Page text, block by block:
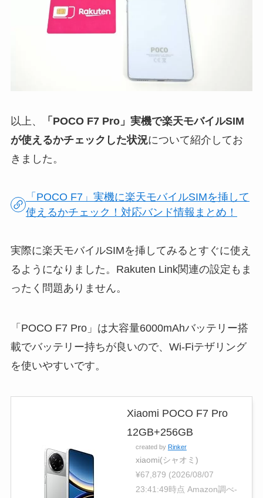
以上、
「POCO F7 Pro」実機で楽天モバイルSIM
が使えるかチェックした状況について紹介してお
きました。
「POCO F7」実機に楽天モバイルSIMを挿して
使えるかチェック！対応バンド情報まとめ！
実際に楽天モバイルSIMを挿してみるとすぐに使え
るようになりました。Rakuten Link関連の設定もま
ったく問題ありません。
「POCO F7 Pro」は大容量6000mAhバッテリー搭
載でバッテリー持ちが良いので、Wi-Fiテザリング
を使いやすいです。
Xiaomi POCO F7 Pro
12GB+256GB
created by Rinker
xiaomi(シャオミ)
¥67,879 (2026/08/07
23:41:49時点 Amazon調べ-